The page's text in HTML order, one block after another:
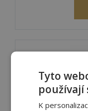
Tyto
používají
K